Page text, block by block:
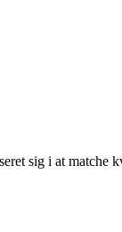
sig i at matche